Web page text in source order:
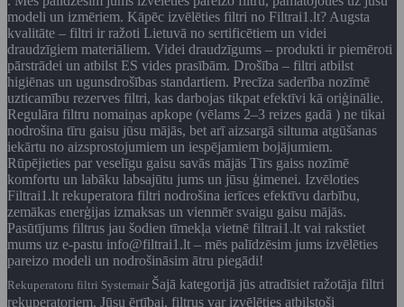
modeli un izmēriem. Kāpēc izvēlēties filtri no Filtrai1.lt? Augsta
kvalitāte – filtri ir ražoti Lietuvā no sertificētiem un videi
draudzīgiem materiāliem. Videi draudzīgums – produkti ir piemēroti
pārstrādei un atbilst ES vides prasībām. Drošība – filtri atbilst
higiēnas un ugunsdrošības standartiem. Precīza saderība nozīmē
uzticamību rezerves filtri, kas darbojas tikpat efektīvi kā oriģinālie.
Regulāra filtru nomaiņas apkope (vēlams 2–3 reizes gadā ) ne tikai
nodrošina tīru gaisu jūsu mājās, bet arī aizsargā siltuma atgūšanas
iekārtu no aizsprostojumiem un iespējamiem bojājumiem.
Rūpējieties par veselīgu gaisu savās mājās Tīrs gaiss nozīmē
komfortu un labāku labsajūtu jums un jūsu ģimenei. Izvēloties
Filtrai1.lt rekuperatora filtri nodrošina ierīces efektīvu darbību,
zemākas enerģijas izmaksas un vienmēr svaigu gaisu mājās.
Pasūtījums filtrus jau šodien tīmekļa vietnē filtrai1.lt vai rakstiet
mums uz e-pastu info@filtrai1.lt – mēs palīdzēsim jums izvēlēties
pareizo modeli un nodrošināsim ātru piegādi!
Rekuperatoru filtri Systemair Šajā kategorijā jūs atradīsiet ražotāja filtri
rekuperatoriem. Jūsu ērtībai, filtrus var izvēlēties atbilstoši